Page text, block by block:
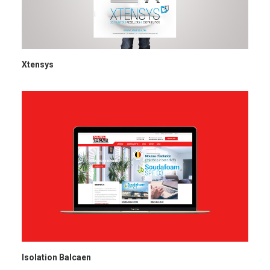
Xtensys
Isolation Balcaen